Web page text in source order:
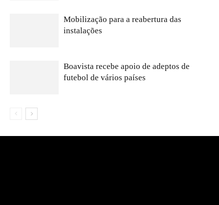
Mobilização para a reabertura das
instalações
Boavista recebe apoio de adeptos de
futebol de vários países